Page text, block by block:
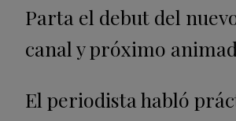
Parta el debut del
canal y próximo
El periodista habló